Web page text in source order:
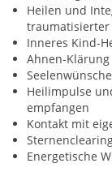
Heilen und
traumatisierter
Inneres Kind-
Ahnen-Klärung
Heilimpulse
empfangen
Kontakt mit
Energetische